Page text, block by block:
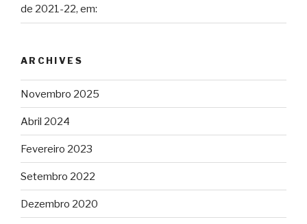
de 2021-22, em:
ARCHIVES
Novembro 2025
Abril 2024
Fevereiro 2023
Setembro 2022
Dezembro 2020